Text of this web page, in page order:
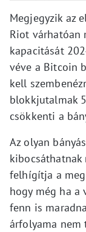
Megjegyzik az
Riot várhatóan
kapacitását
véve a Bitcoin
kell
blokkjutalmak
csökkenti a
Az olyan
kibocsáthatnak
felhígítja a
hogy még ha
fenn is
árfolyama